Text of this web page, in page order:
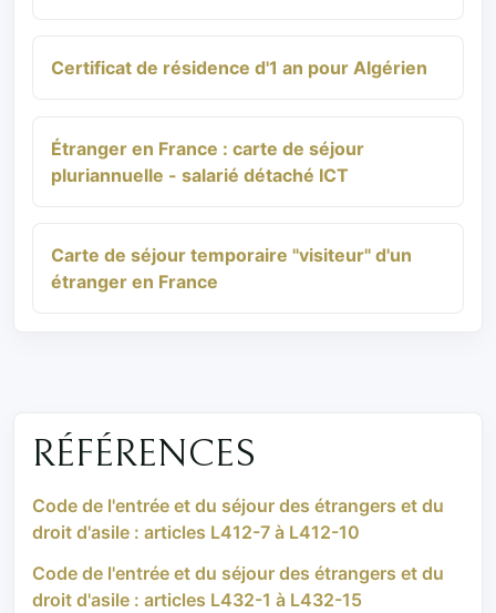
Certificat de résidence d'1 an pour Algérien
Étranger en France : carte de séjour
pluriannuelle - salarié détaché ICT
Carte de séjour temporaire "visiteur" d'un
étranger en France
RÉFÉRENCES
Code de l'entrée et du séjour des étrangers et du
droit d'asile : articles L412-7 à L412-10
Code de l'entrée et du séjour des étrangers et du
droit d'asile : articles L432-1 à L432-15